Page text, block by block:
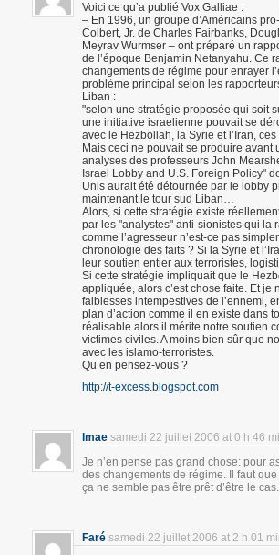
Voici ce qu’a publié Vox Galliae :
– En 1996, un groupe d’Américains
Colbert, Jr. de Charles Fairbanks,
Meyrav Wurmser – ont préparé un
de l’époque Benjamin Netanyahu. Ce
changements de régime pour enrayer
problème principal selon les
Liban :
"selon une stratégie proposée qui soit
une initiative israelienne pouvait se
avec le Hezbollah, la Syrie et l’Iran,
Mais ceci ne pouvait se produire
analyses des professeurs John
Israel Lobby and U.S. Foreign Policy"
Unis aurait été détournée par le lobby
maintenant le tour sud Liban…
Alors, si cette stratégie existe
par les "analystes" anti-sionistes qui la
comme l’agresseur n’est-ce pas
chronologie des faits ? Si la Syrie et
leur soutien entier aux terroristes,
Si cette stratégie impliquait que le
appliquée, alors c’est chose faite. Et
faiblesses intempestives de l’ennemi,
plan d’action comme il en existe dans
réalisable alors il mérite notre soutien
victimes civiles. A moins bien sûr que
avec les islamo-terroristes.
Qu’en pensez-vous ?
http://t-excess.blogspot.com
lmae samedi 22 juillet 2006 at 0 h 46
Je n’en pense pas grand chose: pour
des changements de régime. Il faut
ça ne semble pas être prêt d’être le cas.
Faré samedi 22 juillet 2006 at 2 h 01